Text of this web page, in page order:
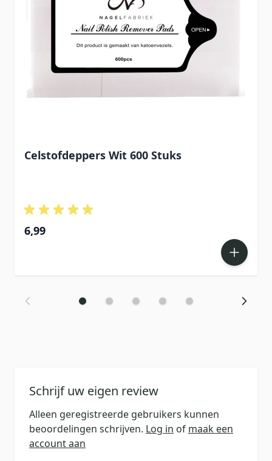
Celstofdeppers Wit 600 Stuks
6,99
Schrijf uw eigen review
Alleen geregistreerde gebruikers kunnen
beoordelingen schrijven. Log in of maak een
account aan